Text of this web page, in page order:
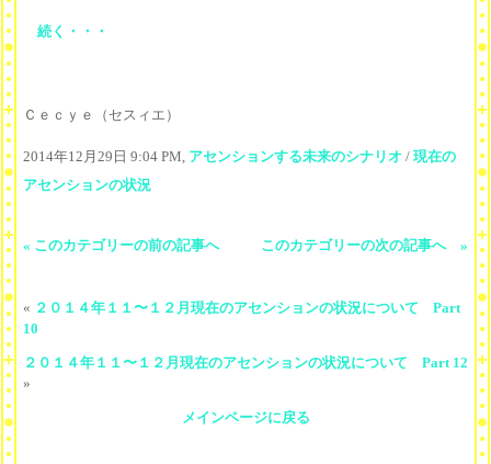
続く・・・
Ｃｅｃｙｅ（セスィエ）
2014年12月29日 9:04 PM, アセンションする未来のシナリオ / 現在の
アセンションの状況
« このカテゴリーの前の記事へ このカテゴリーの次の記事へ »
« ２０１４年１１〜１２月現在のアセンションの状況について Part
10
２０１４年１１〜１２月現在のアセンションの状況について Part 12
»
メインページに戻る